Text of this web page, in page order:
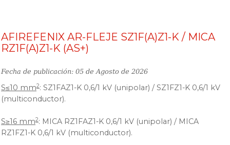
AFIREFENIX AR-FLEJE SZ1F(A)Z1-K / MICA
RZ1F(A)Z1-K (AS+)
Fecha de publicación: 05 de Agosto de 2026
S≤10 mm2: SZ1FAZ1-K 0,6/1 kV (unipolar) / SZ1FZ1-K 0,6/1 kV
(multiconductor).
S≥16 mm2: MICA RZ1FAZ1-K 0,6/1 kV (unipolar) / MICA
RZ1FZ1-K 0,6/1 kV (multiconductor).